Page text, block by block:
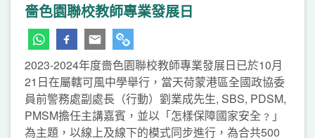
嗇色園聯校教師專業發展日
2023-2024年度嗇色園聯校教師專業發展日已於10月
21日在屬轄可風中學舉行，當天荷蒙港區全國政協委
員前警務處副處長（行動）劉業成先生, SBS, PDSM,
PMSM擔任主講嘉賓，並以「怎樣保障國家安全﹖」
為主題，以線上及線下的模式同步進行，為合共500